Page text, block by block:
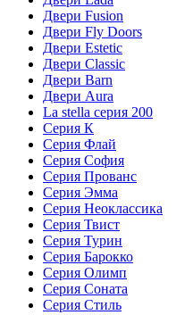
Двери Fusion
Двери Fly Doors
Двери Estetic
Двери Classic
Двери Barn
Двери Aura
La stella серия 200
Серия К
Серия Флай
Серия София
Серия Прованс
Серия Эмма
Серия Неоклассика
Серия Твист
Серия Турин
Серия Барокко
Серия Олимп
Серия Соната
Серия Стиль